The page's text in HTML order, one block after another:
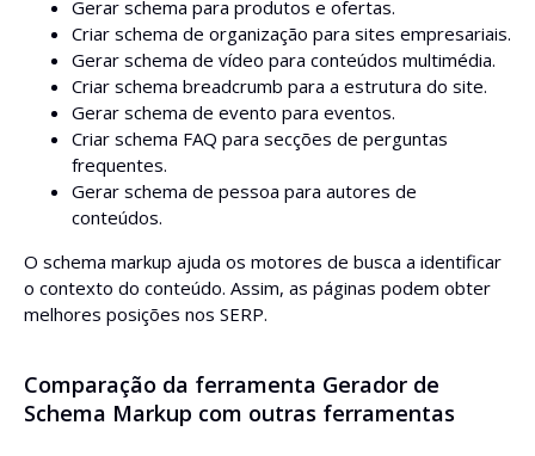
Gerar schema para produtos e ofertas.
Criar schema de organização para sites empresariais.
Gerar schema de vídeo para conteúdos multimédia.
Criar schema breadcrumb para a estrutura do site.
Gerar schema de evento para eventos.
Criar schema FAQ para secções de perguntas
frequentes.
Gerar schema de pessoa para autores de
conteúdos.
O schema markup ajuda os motores de busca a identificar
o contexto do conteúdo. Assim, as páginas podem obter
melhores posições nos SERP.
Comparação da ferramenta Gerador de
Schema Markup com outras ferramentas